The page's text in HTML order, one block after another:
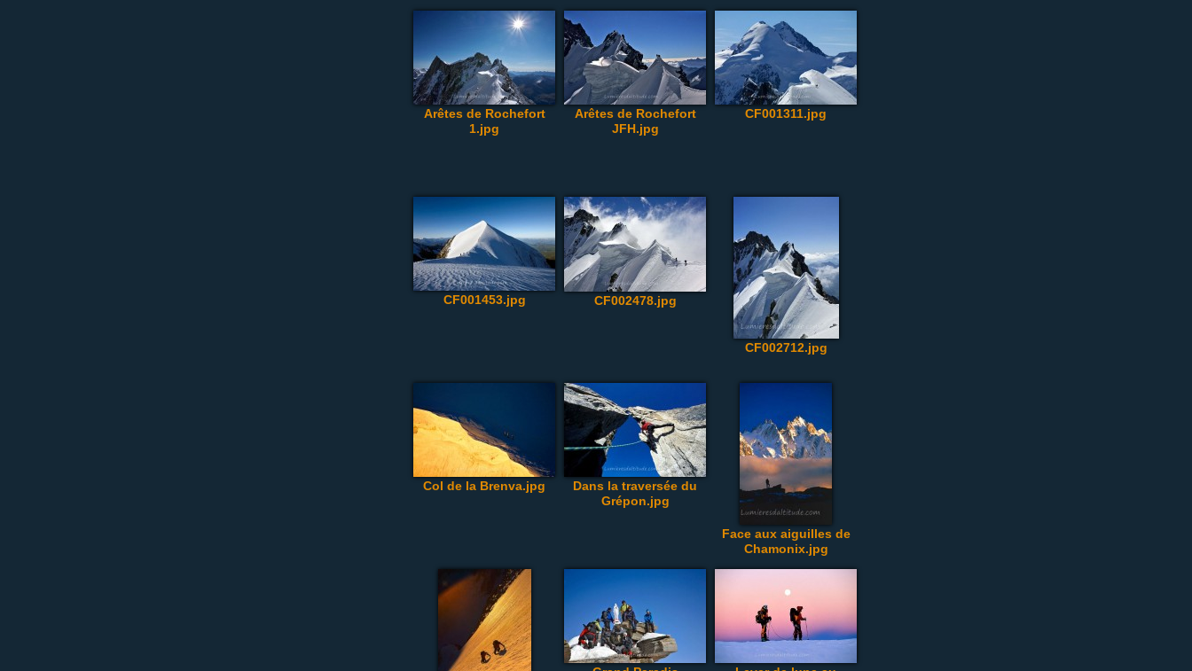
Arêtes de Rochefort
1.jpg
Arêtes de Rochefort
JFH.jpg
CF001311.jpg
CF001453.jpg CF002478.jpg
CF002712.jpg
Col de la Brenva.jpg
Dans la traversée du
Grépon.jpg
Face aux aiguilles de
Chamonix.jpg